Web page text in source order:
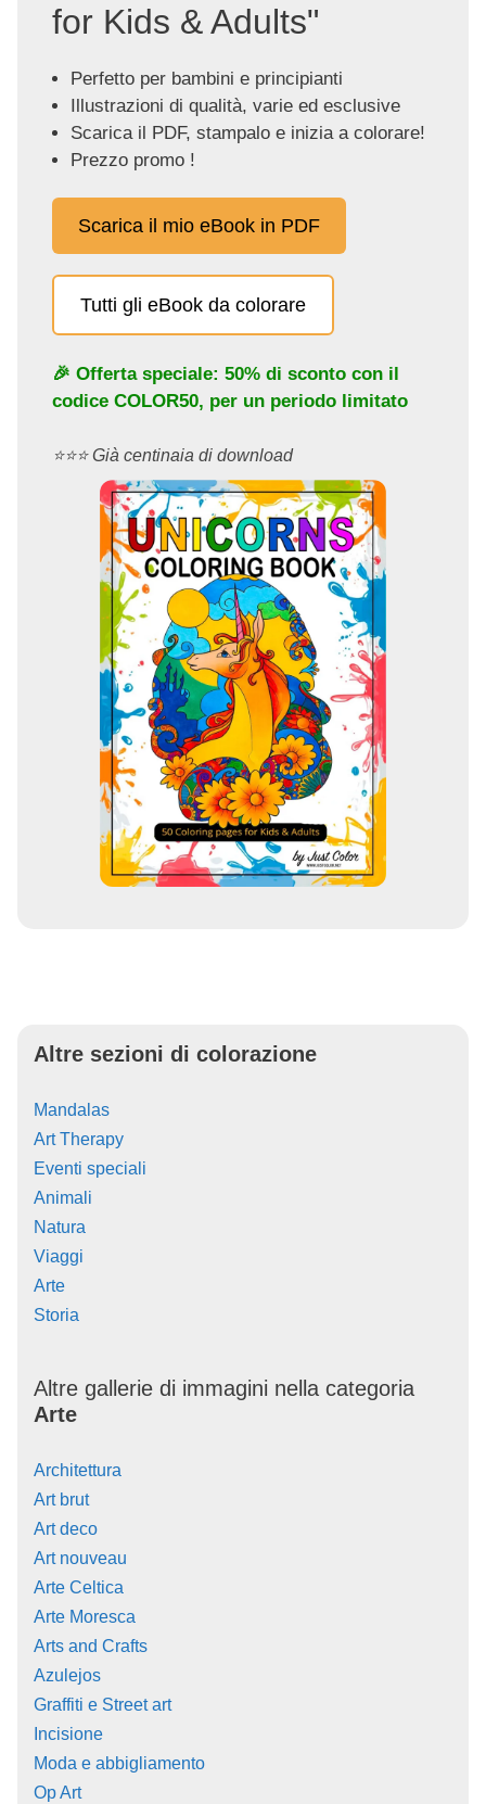
for Kids & Adults"
Perfetto per bambini e principianti
Illustrazioni di qualità, varie ed esclusive
Scarica il PDF, stampalo e inizia a colorare!
Prezzo promo !
Scarica il mio eBook in PDF
Tutti gli eBook da colorare
🎉 Offerta speciale: 50% di sconto con il
codice COLOR50, per un periodo limitato
⭐️⭐️⭐️ Già centinaia di download
Altre sezioni di colorazione
Mandalas
Art Therapy
Eventi speciali
Animali
Natura
Viaggi
Arte
Storia
Altre gallerie di immagini nella categoria
Arte
Architettura
Art brut
Art deco
Art nouveau
Arte Celtica
Arte Moresca
Arts and Crafts
Azulejos
Graffiti e Street art
Incisione
Moda e abbigliamento
Op Art